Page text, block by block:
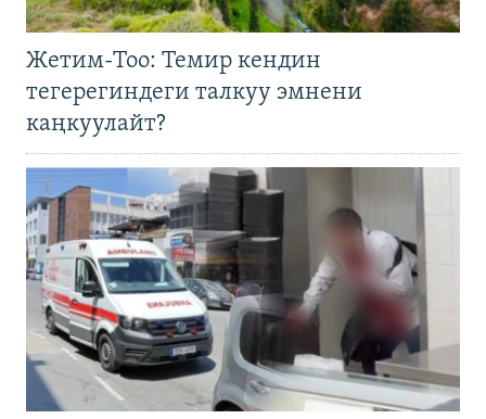
Жетим-Тоо: Темир кендин
тегерегиндеги талкуу эмнени
каңкуулайт?